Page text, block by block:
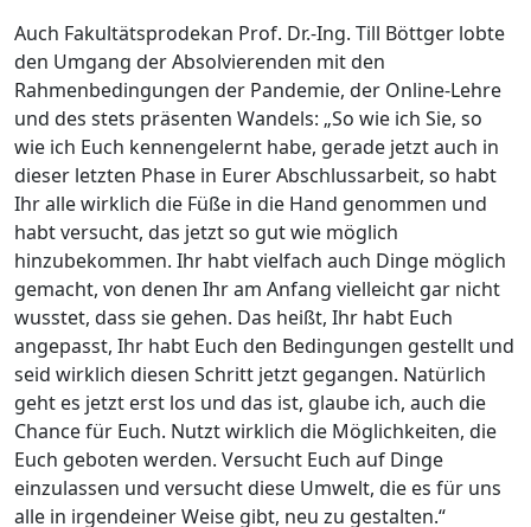
Auch Fakultätsprodekan Prof. Dr.-Ing. Till Böttger lobte
den Umgang der Absolvierenden mit den
Rahmenbedingungen der Pandemie, der Online-Lehre
und des stets präsenten Wandels: „So wie ich Sie, so
wie ich Euch kennengelernt habe, gerade jetzt auch in
dieser letzten Phase in Eurer Abschlussarbeit, so habt
Ihr alle wirklich die Füße in die Hand genommen und
habt versucht, das jetzt so gut wie möglich
hinzubekommen. Ihr habt vielfach auch Dinge möglich
gemacht, von denen Ihr am Anfang vielleicht gar nicht
wusstet, dass sie gehen. Das heißt, Ihr habt Euch
angepasst, Ihr habt Euch den Bedingungen gestellt und
seid wirklich diesen Schritt jetzt gegangen. Natürlich
geht es jetzt erst los und das ist, glaube ich, auch die
Chance für Euch. Nutzt wirklich die Möglichkeiten, die
Euch geboten werden. Versucht Euch auf Dinge
einzulassen und versucht diese Umwelt, die es für uns
alle in irgendeiner Weise gibt, neu zu gestalten.“